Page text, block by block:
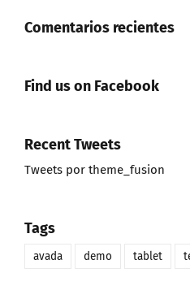
Comentarios recientes
Find us on Facebook
Recent Tweets
Tweets por theme_fusion
Tags
avada demo tablet